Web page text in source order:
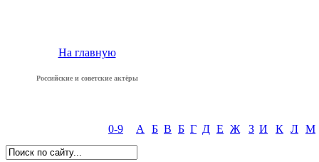
На главную
Российские и советские актёры
0-9 А Б В Б Г Д Е Ж З И К Л М